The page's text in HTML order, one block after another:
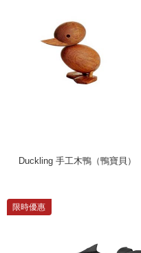
Duckling 手工木鴨（鴨寶貝）
限時優惠